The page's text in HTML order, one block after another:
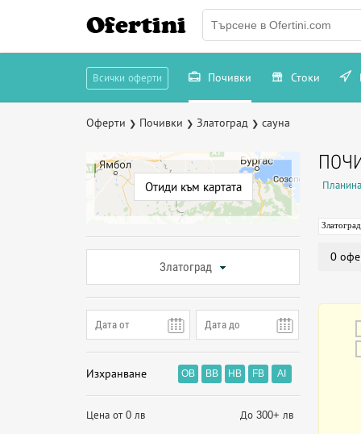
Ofertini
Всички оферти Почивки Стоки
Оферти ❯ Почивки ❯ Златоград ❯ сауна
Отиди към картата
Златоград
Изхранване OB BB HB FB AI
Цена от 0 лв До 300+ лв
Златоград
0